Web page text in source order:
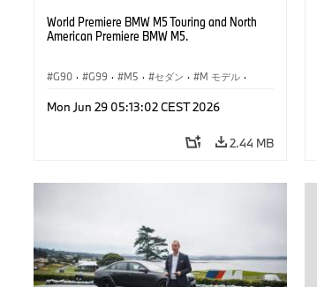
World Premiere BMW M5 Touring and North
American Premiere BMW M5.
G90 · G99 · M5 · セダン · M モデル ·
Mon Jun 29 05:13:02 CEST 2026
2.44 MB